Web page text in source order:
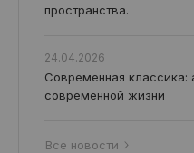
пространства.
24.04.2026
Современная классика:
современной жизни
Все новости